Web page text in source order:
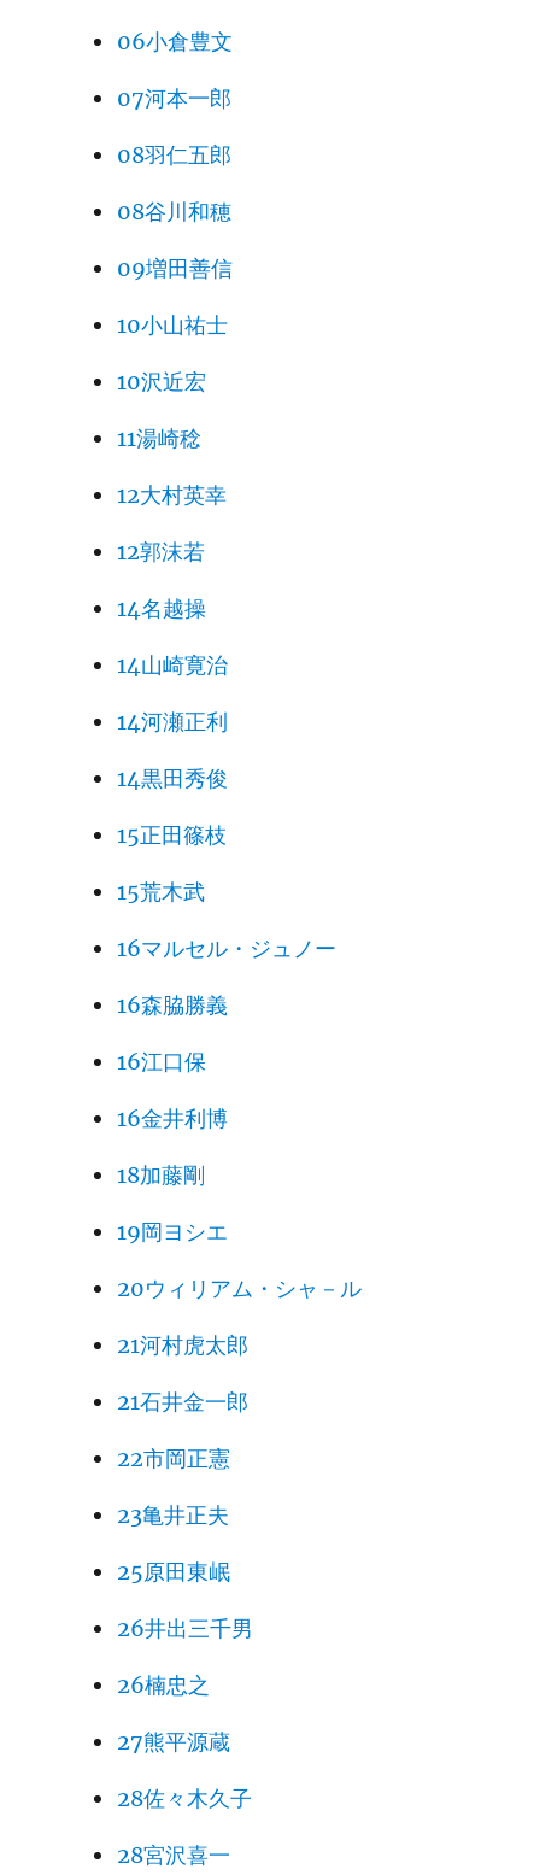
06小倉豊文
07河本一郎
08羽仁五郎
08谷川和穂
09増田善信
10小山祐士
10沢近宏
11湯崎稔
12大村英幸
12郭沫若
14名越操
14山崎寛治
14河瀬正利
14黒田秀俊
15正田篠枝
15荒木武
16マルセル・ジュノー
16森脇勝義
16江口保
16金井利博
18加藤剛
19岡ヨシエ
20ウィリアム・シャ－ル
21河村虎太郎
21石井金一郎
22市岡正憲
23亀井正夫
25原田東岷
26井出三千男
26楠忠之
27熊平源蔵
28佐々木久子
28宮沢喜一